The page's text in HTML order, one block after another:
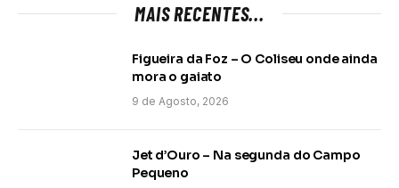
MAIS RECENTES...
Figueira da Foz – O Coliseu onde ainda
mora o gaiato
9 de Agosto, 2026
Jet d’Ouro – Na segunda do Campo
Pequeno